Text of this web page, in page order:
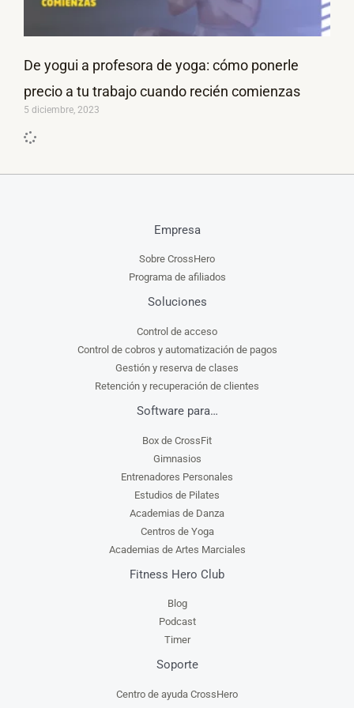
De yogui a profesora de yoga: cómo ponerle
precio a tu trabajo cuando recién comienzas
5 diciembre, 2023
Empresa
Sobre CrossHero
Programa de afiliados
Soluciones
Control de acceso
Control de cobros y automatización de pagos
Gestión y reserva de clases
Retención y recuperación de clientes
Software para…
Box de CrossFit
Gimnasios
Entrenadores Personales
Estudios de Pilates
Academias de Danza
Centros de Yoga
Academias de Artes Marciales
Fitness Hero Club
Blog
Podcast
Timer
Soporte
Centro de ayuda CrossHero